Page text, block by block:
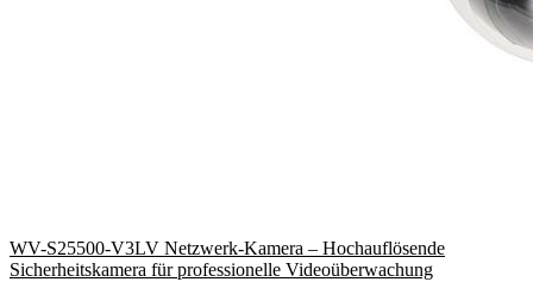
WV-S25500-V3LV Netzwerk-Kamera – Hochauflösende
Sicherheitskamera für professionelle Videoüberwachung